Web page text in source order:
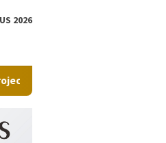
2026
BPN Uji Coba Layanan